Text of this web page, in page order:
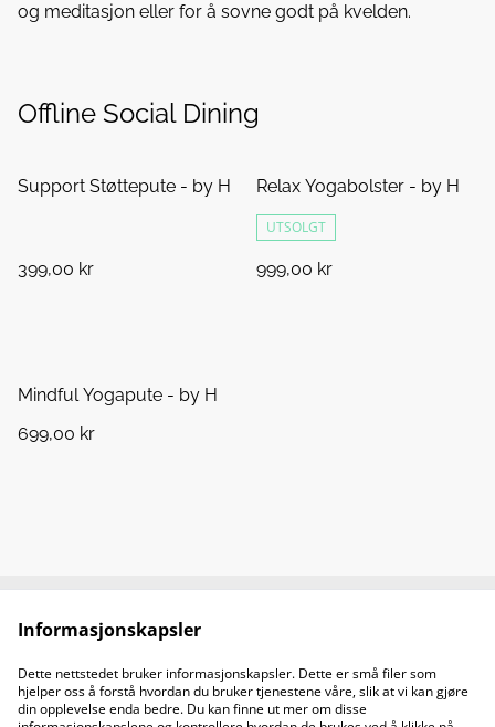
og meditasjon eller for å sovne godt på kvelden.
Offline Social Dining
Support Støttepute - by H
399,00 kr
Relax Yogabolster - by H
UTSOLGT
999,00 kr
Mindful Yogapute - by H
699,00 kr
Kontakt oss
informasjonskapsler
Åpningstider
Informasjonskapsler
Dette nettstedet bruker informasjonskapsler. Dette er små filer som
hjelper oss å forstå hvordan du bruker tjenestene våre, slik at vi kan gjøre
din opplevelse enda bedre. Du kan finne ut mer om disse